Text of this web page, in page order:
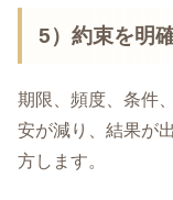
5）約束を明
期限、頻度、条件
安が減り、結果が
方します。